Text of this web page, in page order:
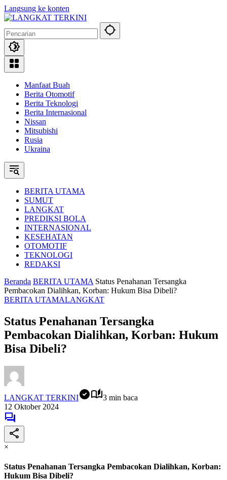
Langsung ke konten
Manfaat Buah
Berita Otomotif
Berita Teknologi
Berita Internasional
Nissan
Mitsubishi
Rusia
Ukraina
BERITA UTAMA
SUMUT
LANGKAT
PREDIKSI BOLA
INTERNASIONAL
KESEHATAN
OTOMOTIF
TEKNOLOGI
REDAKSI
Beranda BERITA UTAMA Status Penahanan Tersangka
Pembacokan Dialihkan, Korban: Hukum Bisa Dibeli?
BERITA UTAMALANGKAT
Status Penahanan Tersangka
Pembacokan Dialihkan, Korban: Hukum
Bisa Dibeli?
LANGKAT TERKINI
3 min baca
12 Oktober 2024
×
Status Penahanan Tersangka Pembacokan Dialihkan, Korban:
Hukum Bisa Dibeli?